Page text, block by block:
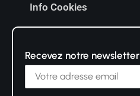
Info Cookies
Recevez notre newsletter